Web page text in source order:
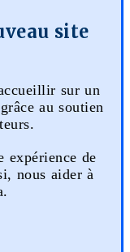
site
sur un
au soutien
expérience de
nous aider à